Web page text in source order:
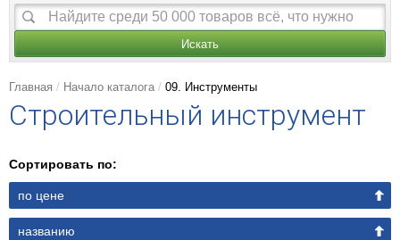
Искать
Главная Начало каталога 09. Инструменты
Строительный инструмент
Сортировать по:
по цене
названию